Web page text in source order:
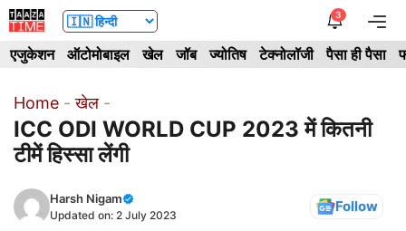
Skip
to
content
3
एजुकेशन ऑटोमोबाइल खेल जॉब ज्योतिष टेक्नोलॉजी पैसा ही पैसा
Home -खेल -
ICC ODI WORLD CUP 2023 में कितनी
टीमें हिस्सा लेंगी
Harsh Nigam
Updated on: 2 July 2023 Follow